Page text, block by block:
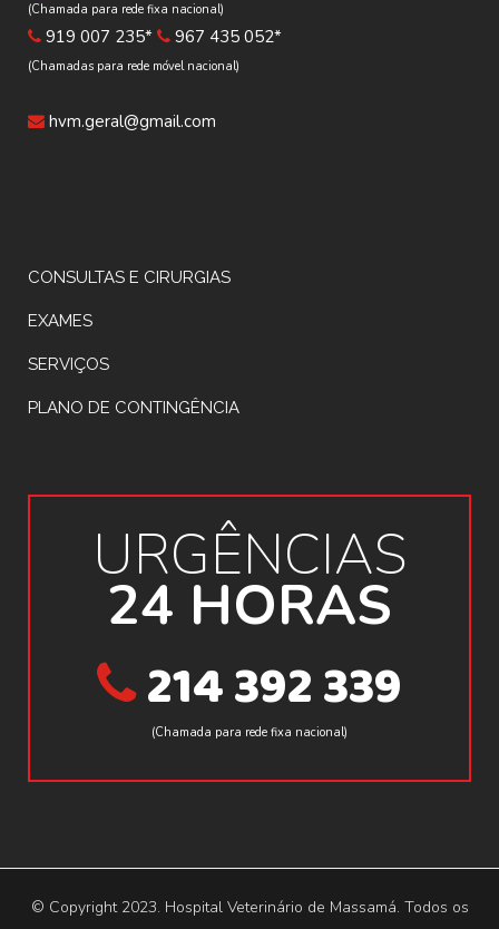
(Chamada para rede fixa nacional)
919 007 235* 967 435 052*
(Chamadas para rede móvel nacional)
hvm.geral@gmail.com
CONSULTAS E CIRURGIAS
EXAMES
SERVIÇOS
PLANO DE CONTINGÊNCIA
URGÊNCIAS
24 HORAS
214 392 339
(Chamada para rede fixa nacional)
© Copyright 2023. Hospital Veterinário de Massamá. Todos os